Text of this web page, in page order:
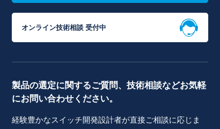
オンライン技術相談 受付中
製品の選定に関するご質問、技術相談などお気軽
にお問い合わせください。
経験豊かなスイッチ開発設計者が直接ご相談に応じま